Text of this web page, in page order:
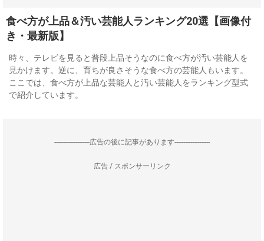
食べ方が上品＆汚い芸能人ランキング20選【画像付
き・最新版】
時々、テレビを見ると普段上品そうなのに食べ方が汚い芸能人を
見かけます。逆に、育ちが良さそうな食べ方の芸能人もいます。
ここでは、食べ方が上品な芸能人と汚い芸能人をランキング型式
で紹介しています。
--------------------広告の後に記事があります--------------------
広告 / スポンサーリンク